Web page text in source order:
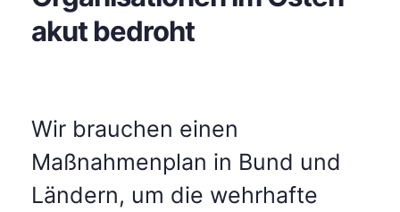
akut bedroht
Wir brauchen einen
Maßnahmenplan in Bund und
Ländern, um die wehrhafte